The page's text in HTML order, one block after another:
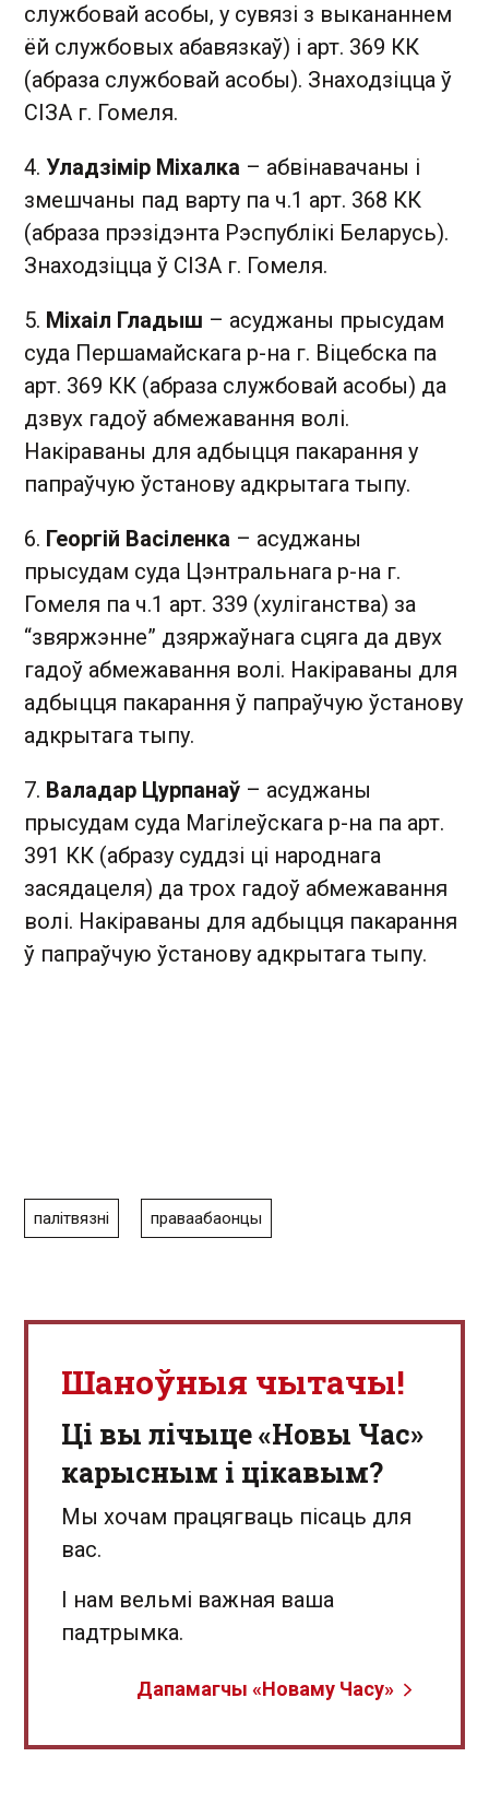
службовай асобы, у сувязі з выкананнем
ёй службовых абавязкаў) і арт. 369 КК
(абраза службовай асобы). Знаходзіцца ў
СІЗА г. Гомеля.
4. Уладзімір Міхалка – абвінавачаны і
змешчаны пад варту па ч.1 арт. 368 КК
(абраза прэзідэнта Рэспублікі Беларусь).
Знаходзіцца ў СІЗА г. Гомеля.
5. Міхаіл Гладыш – асуджаны прысудам
суда Першамайскага р-на г. Віцебска па
арт. 369 КК (абраза службовай асобы) да
дзвух гадоў абмежавання волі.
Накіраваны для адбыцця пакарання у
папраўчую ўстанову адкрытага тыпу.
6. Георгій Васіленка – асуджаны
прысудам суда Цэнтральнага р-на г.
Гомеля па ч.1 арт. 339 (хуліганства) за
“звяржэнне” дзяржаўнага сцяга да двух
гадоў абмежавання волі. Накіраваны для
адбыцця пакарання ў папраўчую ўстанову
адкрытага тыпу.
7. Валадар Цурпанаў – асуджаны
прысудам суда Магілеўскага р-на па арт.
391 КК (абразу суддзі ці народнага
засядацеля) да трох гадоў абмежавання
волі. Накіраваны для адбыцця пакарання
ў папраўчую ўстанову адкрытага тыпу.
палітвязні праваабаонцы
Шаноўныя чытачы!
Ці вы лічыце «Новы Час»
карысным і цікавым?
Мы хочам працягваць пісаць для
вас.
І нам вельмі важная ваша
падтрымка.
Дапамагчы «Новаму Часу»